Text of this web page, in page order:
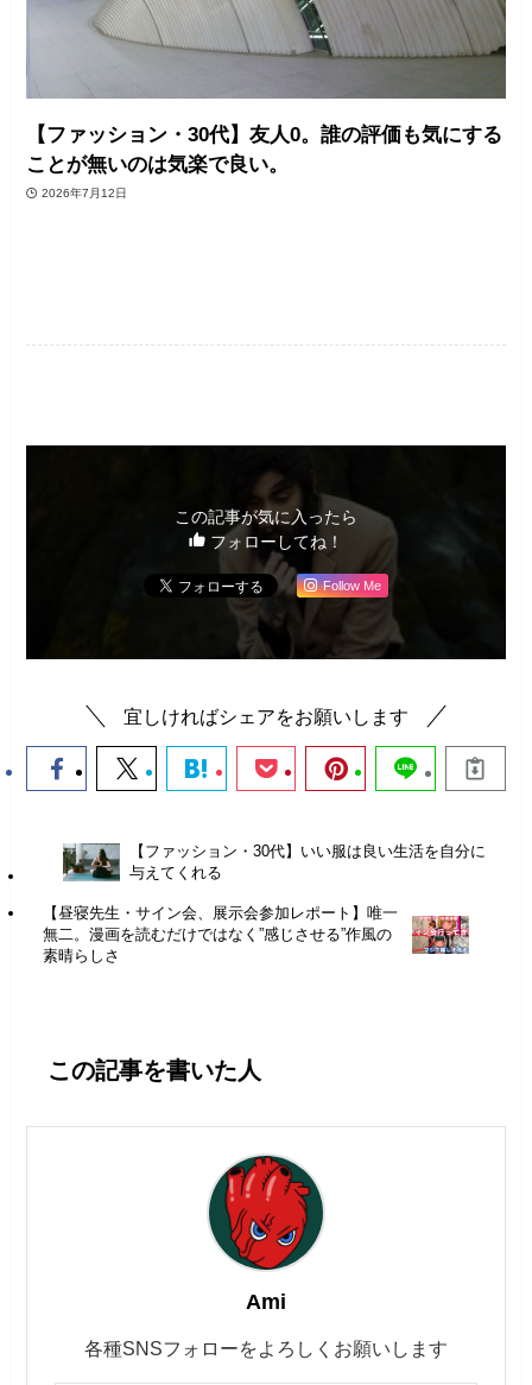
【ファッション・30代】友人0。誰の評価も気にする
ことが無いのは気楽で良い。
2026年7月12日
この記事が気に入ったら
フォローしてね！
Follow Me
宜しければシェアをお願いします
【ファッション・30代】いい服は良い生活を自分に
与えてくれる
【昼寝先生・サイン会、展示会参加レポート】唯一
無二。漫画を読むだけではなく”感じさせる”作風の
素晴らしさ
この記事を書いた人
Ami
各種SNSフォローをよろしくお願いします